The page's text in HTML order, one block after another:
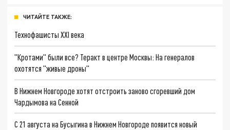
ЧИТАЙТЕ ТАКЖЕ:
Технофашисты XXI века
"Кротами" были все? Теракт в центре Москвы: На генералов
охотятся "живые дроны"
В Нижнем Новгороде хотят отстроить заново сгоревший дом
Чардымова на Сенной
С 21 августа на Бусыгина в Нижнем Новгороде появится новый